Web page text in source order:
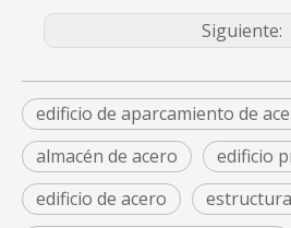
Siguiente:
edificio de aparcamiento de
almacén de acero
edificio
edificio de acero